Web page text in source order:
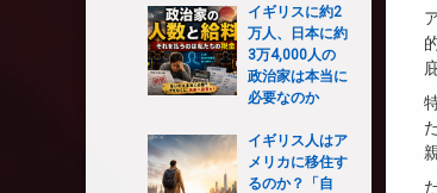
イギリスに約2
万人、日本に約
3万4,000人の
政治家は本当に
必要なのか
イギリス人はア
メリカに移住す
るのか？「自